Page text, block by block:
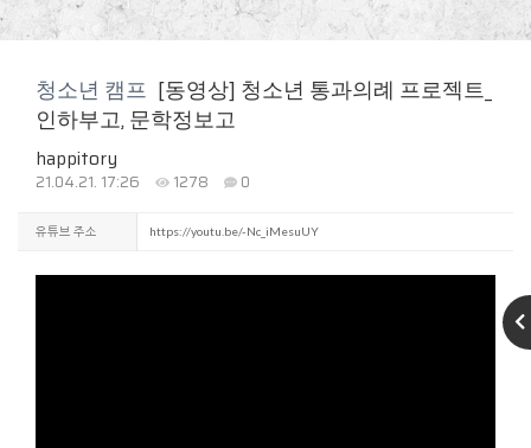
청소년 캠프 [동영상] 청소년 통과의례 프로젝트_
인하부고, 문학정보고
happitory
21.04.21. 17:26 1278 0
유튜브 주소 https://youtu.be/-Nc_iMesuUY